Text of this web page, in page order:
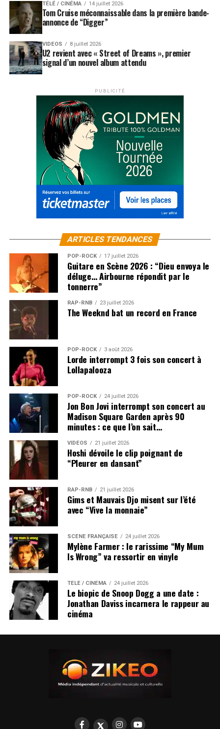
TÉLÉ / CINÉMA 14 juillet 2026
Tom Cruise méconnaissable dans la première bande-
annonce de “Digger”
VIDEOS 8 juillet 2026
U2 revient avec « Street of Dreams », premier
signal d’un nouvel album attendu
PUBLICITÉ
ARTICLES TENDANCES
POP-ROCK 17 juillet 2026
Guitare en Scène 2026 : “Dieu envoya le
déluge… Airbourne répondit par le
tonnerre”
RAP-RNB 23 juillet 2026
The Weeknd bat un record en France
POP-ROCK 3 août 2026
Lorde interrompt 3 fois son concert à
Lollapalooza
POP-ROCK 24 juillet 2026
Jon Bon Jovi interrompt son concert au
Madison Square Garden après 90
minutes : ce que l’on sait…
VIDEOS 21 juillet 2026
Hoshi dévoile le clip poignant de
“Pleurer en dansant”
RAP-RNB 21 juillet 2026
Gims et Mauvais Djo misent sur l’été
avec “Vive la monnaie”
SCÈNE FRANÇAISE 24 juillet 2026
Mylène Farmer : le rarissime “My Mum
Is Wrong” va ressortir en vinyle
TÉLÉ / CINÉMA 24 juillet 2026
Le biopic de Snoop Dogg a une date :
Jonathan Daviss incarnera le rappeur au
cinéma